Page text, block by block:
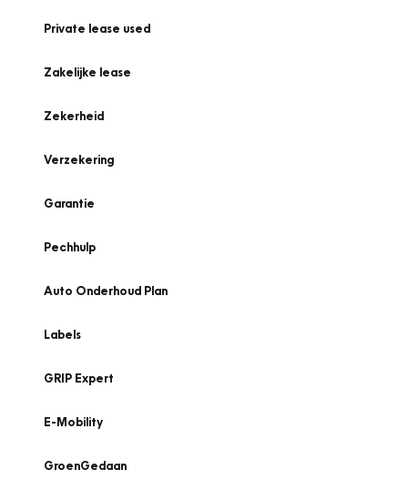
Private lease used
Zakelijke lease
Zekerheid
Verzekering
Garantie
Pechhulp
Auto Onderhoud Plan
Labels
GRIP Expert
E-Mobility
GroenGedaan